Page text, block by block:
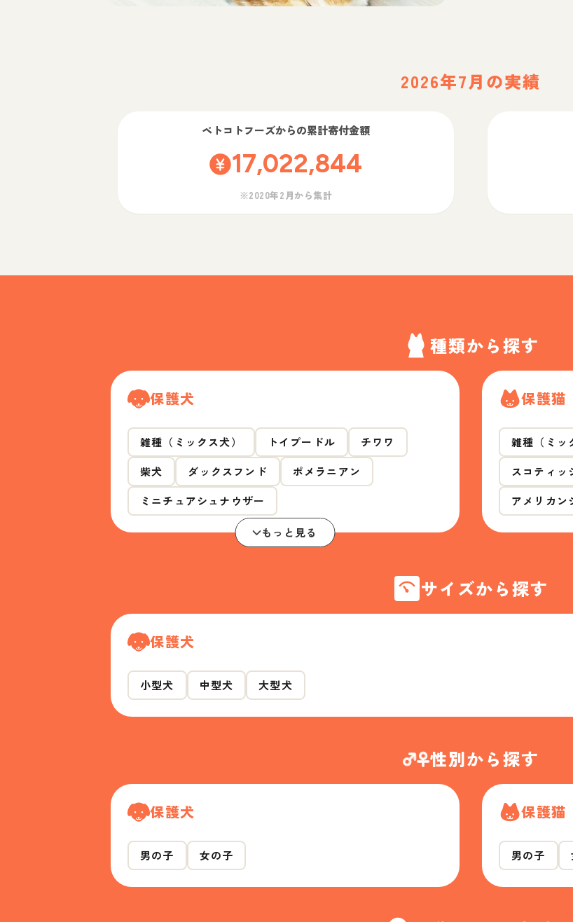
2026年7月の実績
ペトコトフーズからの累計寄付金額
17,022,844
※2020年2月から集計
種類から探す
保護犬
雑種（ミックス犬） トイプードル
チワワ
柴犬
ダックスフンド
ポメラニアン
ミニチュアシュナウザー
もっと見る
保護猫
雑種（ミッ
スコティッ
アメリカン
サイズから探す
保護犬
小型犬 中型犬 大型犬
性別から探す
保護犬
男の子 女の子
保護猫
男の子